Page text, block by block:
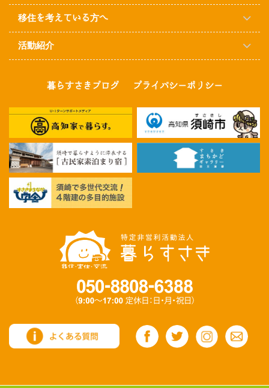
移住を考えている方へ
活動紹介
暮らすさきブログ プライバシーポリシー